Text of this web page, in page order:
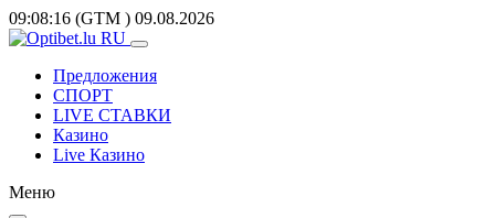
09:08:16 (GTM ) 09.08.2026
Предложения
СПОРТ
LIVE СТАВКИ
Казино
Live Казино
Меню